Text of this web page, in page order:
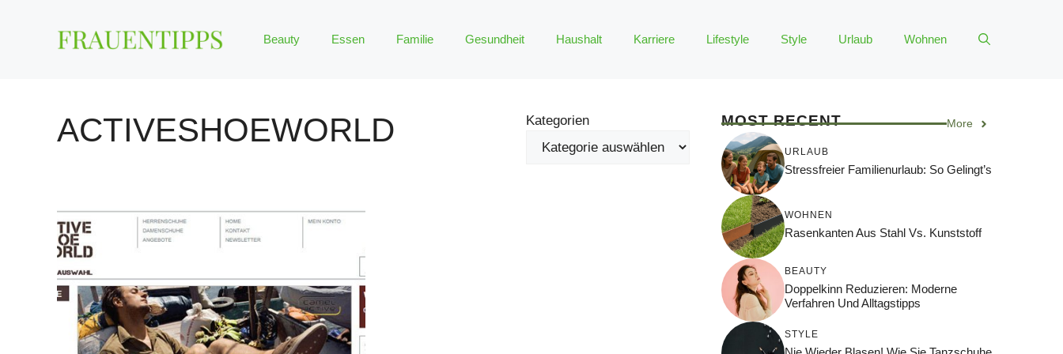
Beauty Essen Familie Gesundheit Haushalt Karriere Lifestyle Style Urlaub Wohnen
ACTIVESHOEWORLD Kategorien MOST RECENT More
URLAUB
Stressfreier Familienurlaub: So Gelingt’s
WOHNEN
Rasenkanten Aus Stahl Vs. Kunststoff
BEAUTY
Doppelkinn Reduzieren: Moderne
Verfahren Und Alltagstipps
STYLE